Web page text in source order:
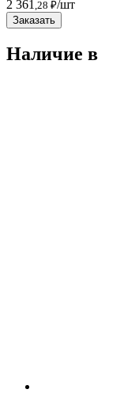
2 361 ,28 ₽/шт
Заказать
Наличие в